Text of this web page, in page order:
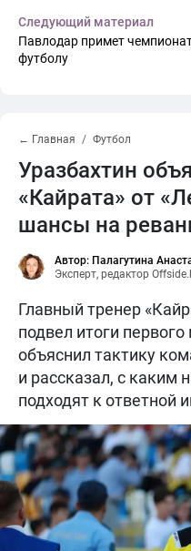
Следующий материал
Павлодар примет
футболу
← Главная Футбол
Уразбахтин
«Кайрата» от
шансы на
Автор: Палагутина
Эксперт, редактор
Главный тренер
подвел итоги
объяснил тактику
и рассказал, с каким
подходят к ответной